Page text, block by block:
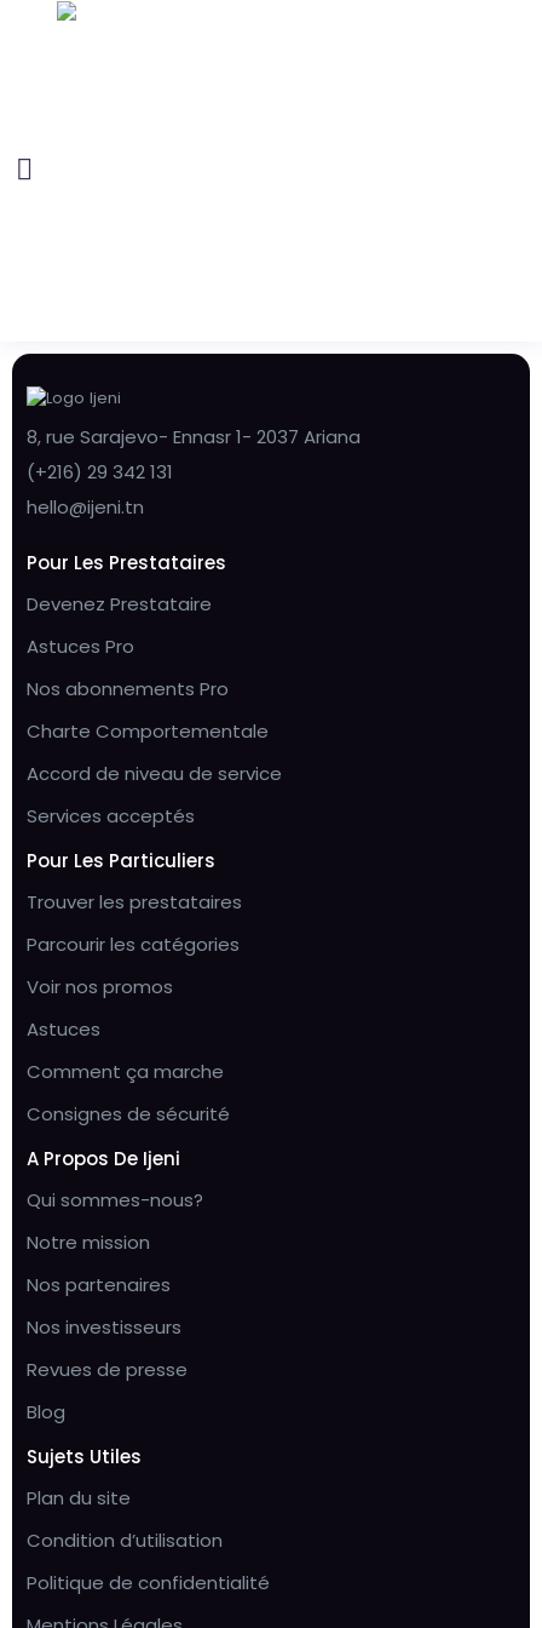
8, rue Sarajevo- Ennasr 1- 2037 Ariana
(+216) 29 342 131
hello@ijeni.tn
Pour Les Prestataires
Devenez Prestataire
Astuces Pro
Nos abonnements Pro
Charte Comportementale
Accord de niveau de service
Services acceptés
Pour Les Particuliers
Trouver les prestataires
Parcourir les catégories
Voir nos promos
Astuces
Comment ça marche
Consignes de sécurité
A Propos De Ijeni
Qui sommes-nous?
Notre mission
Nos partenaires
Nos investisseurs
Revues de presse
Blog
Sujets Utiles
Plan du site
Condition d’utilisation
Politique de confidentialité